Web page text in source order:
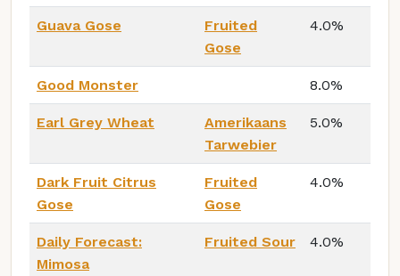
Guava Gose
Fruited
Gose
4.0%
Good Monster 8.0%
Earl Grey Wheat
Amerikaans
Tarwebier
5.0%
Dark Fruit Citrus
Gose
Fruited
Gose
4.0%
Daily Forecast:
Mimosa
Fruited Sour 4.0%